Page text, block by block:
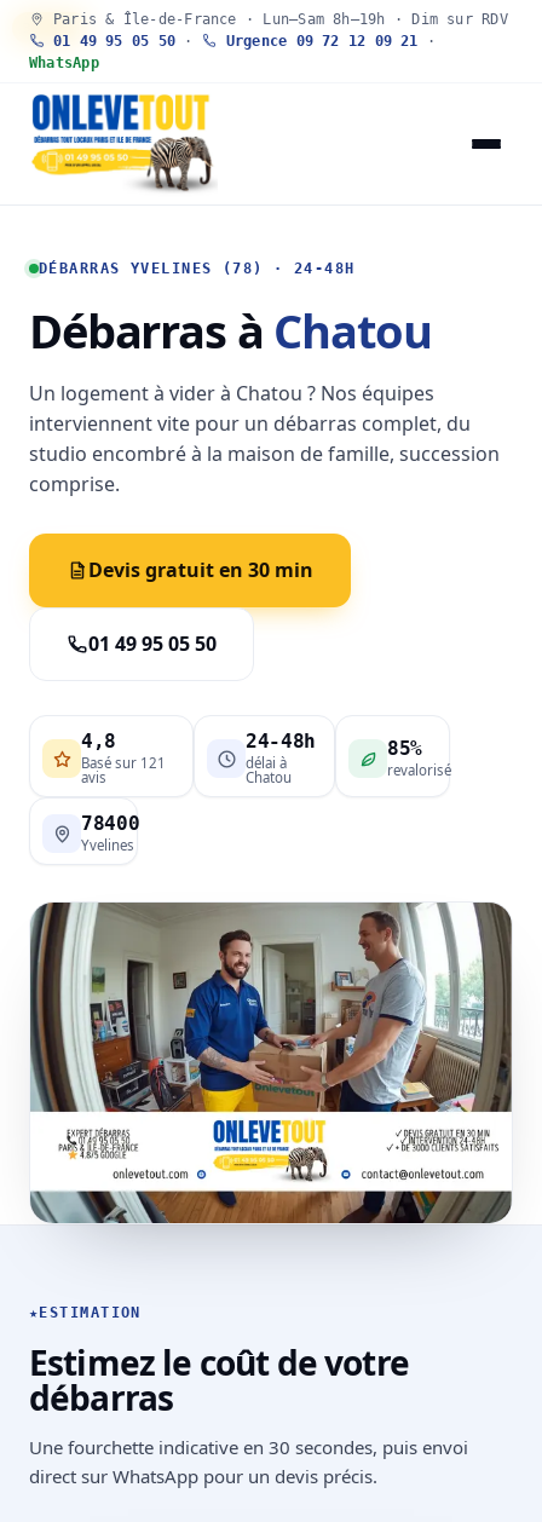
Paris & Île-de-France · Lun–Sam 8h–19h · Dim sur RDV
01 49 95 05 50 · Urgence 09 72 12 09 21 ·
WhatsApp
DÉBARRAS YVELINES (78) · 24-48H
Débarras à Chatou
Un logement à vider à Chatou ? Nos équipes
interviennent vite pour un débarras complet, du
studio encombré à la maison de famille, succession
comprise.
Devis gratuit en 30 min
01 49 95 05 50
4,8
Basé sur 121
avis
24-48h
délai à
Chatou
85%
revalorisé
78400
Yvelines
★ ESTIMATION
Estimez le coût de votre
débarras
Une fourchette indicative en 30 secondes, puis envoi
direct sur WhatsApp pour un devis précis.
30 SEC